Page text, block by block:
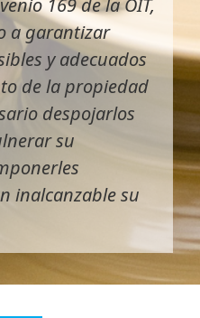
169 de la OIT,
a garantizar
y adecuados
de la propiedad
despojarlos
su
inalcanzable su